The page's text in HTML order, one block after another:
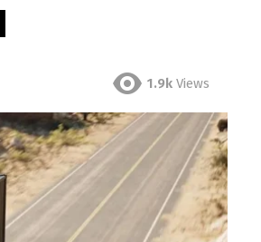
1.9k Views